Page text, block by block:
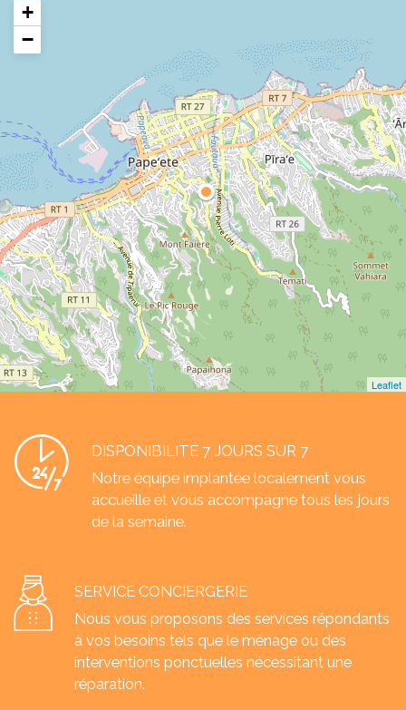
+
−
Leaflet
DISPONIBILITÉ 7 JOURS SUR 7
Notre équipe implantée localement vous
accueille et vous accompagne tous les jours
de la semaine.
SERVICE CONCIERGERIE
Nous vous proposons des services répondants
à vos besoins tels que le ménage ou des
interventions ponctuelles nécessitant une
réparation.